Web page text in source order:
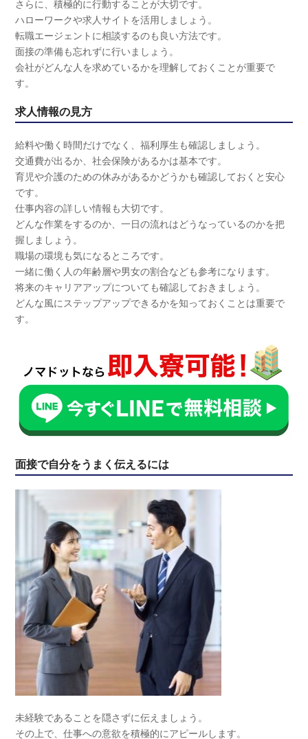
さらに、積極的に行動することが大切です。
ハローワークや求人サイトを活用しましょう。
転職エージェントに相談するのも良い方法です。
面接の準備も忘れずに行いましょう。
会社がどんな人を求めているかを理解しておくことが重要で
す。
求人情報の見方
給料や働く時間だけでなく、福利厚生も確認しましょう。
交通費が出るか、社会保険があるかは基本です。
育児や介護のための休みがあるかどうかも確認しておくと安心
です。
仕事内容の詳しい情報も大切です。
どんな作業をするのか、一日の流れはどうなっているのかを把
握しましょう。
職場の環境も気になるところです。
一緒に働く人の年齢層や男女の割合なども参考になります。
将来のキャリアアップについても確認しておきましょう。
どんな風にステップアップできるかを知っておくことは重要で
す。
面接で自分をうまく伝えるには
未経験であることを隠さずに伝えましょう。
その上で、仕事への意欲を積極的にアピールします。